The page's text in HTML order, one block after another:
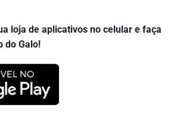
loja de aplicativos no celular e faça
do Galo!